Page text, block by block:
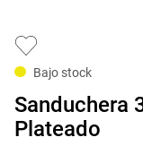
Bajo stock
Sanduchera
Plateado
4.
5.
zapatera
6.
armario lux
7
cama